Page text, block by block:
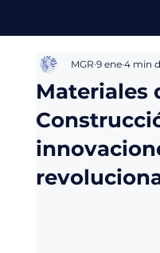
Materiales
MGR 9 ene 4 min